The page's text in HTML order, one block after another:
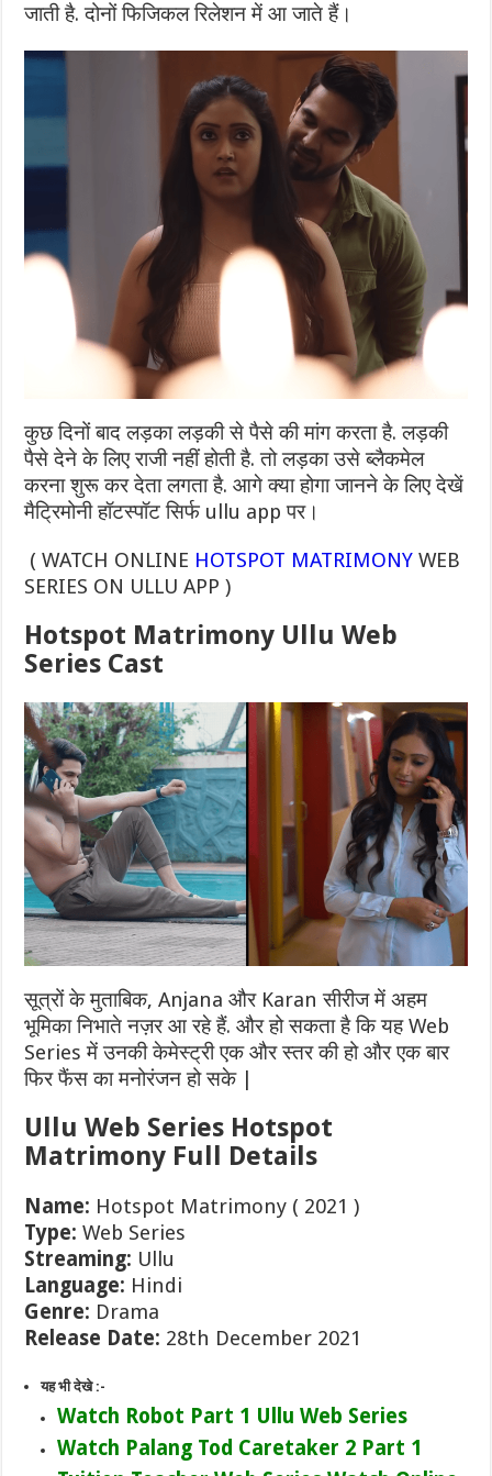
जाती है. दोनों फिजिकल रिलेशन में आ जाते हैं।
कुछ दिनों बाद लड़का लड़की से पैसे की मांग करता है. लड़की
पैसे देने के लिए राजी नहीं होती है. तो लड़का उसे ब्लैकमेल
करना शुरू कर देता लगता है. आगे क्या होगा जानने के लिए देखें
मैट्रिमोनी हॉटस्पॉट सिर्फ ullu app पर।
( WATCH ONLINE HOTSPOT MATRIMONY WEB
SERIES ON ULLU APP )
Hotspot Matrimony Ullu Web
Series Cast
सूत्रों के मुताबिक, Anjana और Karan सीरीज में अहम
भूमिका निभाते नज़र आ रहे हैं. और हो सकता है कि यह Web
Series में उनकी केमेस्ट्री एक और स्तर की हो और एक बार
फिर फैंस का मनोरंजन हो सके |
Ullu Web Series Hotspot
Matrimony Full Details
Name: Hotspot Matrimony ( 2021 )
Type: Web Series
Streaming: Ullu
Language: Hindi
Genre: Drama
Release Date: 28th December 2021
यह भी देखे :-
Watch Robot Part 1 Ullu Web Series
Watch Palang Tod Caretaker 2 Part 1